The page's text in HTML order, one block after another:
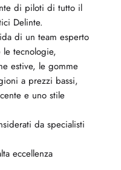
di piloti di tutto il
Delinte.
di un team esperto
tecnologie,
estive, le gomme
a prezzi bassi,
e uno stile
da specialisti
eccellenza